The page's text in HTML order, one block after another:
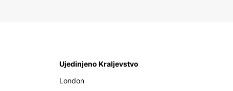
Ujedinjeno Kraljevstvo
London